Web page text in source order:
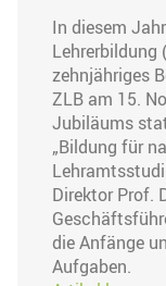
In diesem
Lehrerbildung
zehnjähriges
ZLB am 15.
Jubiläums
„Bildung für
Direktor Prof.
die Anfänge
Aufgaben.